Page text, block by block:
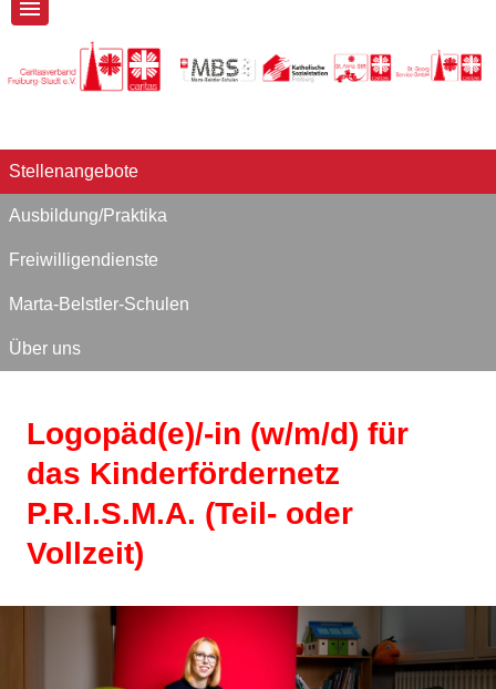
Stellenangebote
Ausbildung/Praktika
Freiwilligendienste
Marta-Belstler-Schulen
Über uns
Logopäd(e)/-in (w/m/d) für
das Kinderfördernetz
P.R.I.S.M.A. (Teil- oder
Vollzeit)